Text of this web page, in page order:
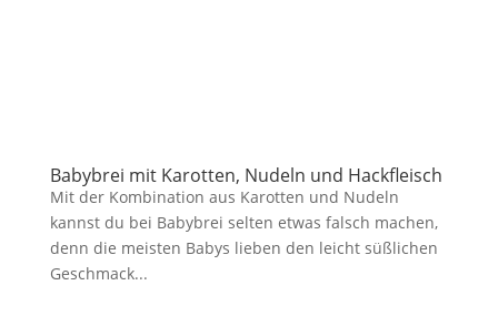
Babybrei mit Karotten, Nudeln und Hackfleisch
Mit der Kombination aus Karotten und Nudeln
kannst du bei Babybrei selten etwas falsch machen,
denn die meisten Babys lieben den leicht süßlichen
Geschmack...